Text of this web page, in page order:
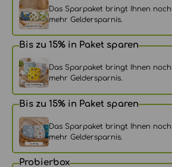
Das Sparpaket bringt Ihnen noch
mehr Geldersparnis.
Bis zu 15% in Paket sparen
Das Sparpaket bringt Ihnen noch
mehr Geldersparnis.
Bis zu 15% in Paket sparen
Das Sparpaket bringt Ihnen noch
mehr Geldersparnis.
Probierbox